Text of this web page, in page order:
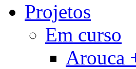
Projetos
Em curso
Arouca